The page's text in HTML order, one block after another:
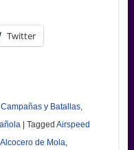
Twitter
Campañas y Batallas,
Tagged Airspeed
Alcocero de Mola,